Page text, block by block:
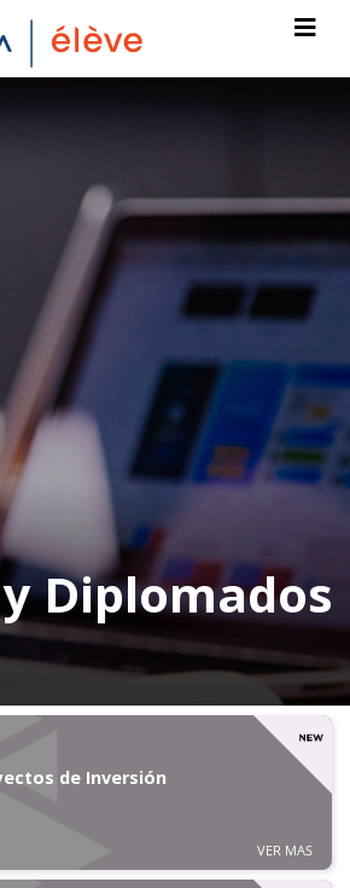
Diplomados
de Inversión
VER MAS